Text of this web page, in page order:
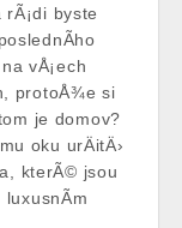
byste
vÅ¡ech
protoÅ¾e si
je domov?
oku urÄitÄ›
kterÃ© jsou
luxusnÃ­m